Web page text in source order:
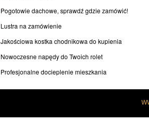
Pogotowie dachowe, sprawdź gdzie zamówić!
Lustra na zamówienie
Jakościowa kostka chodnikowa do kupienia
Nowoczesne napędy do Twoich rolet
Profesjonalne docieplenie mieszkania